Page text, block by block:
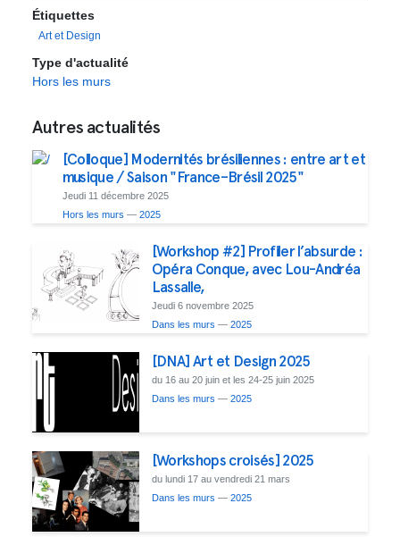
Étiquettes
Art et Design
Type d'actualité
Hors les murs
Autres actualités
[Colloque] Modernités brésiliennes : entre art et
musique / Saison "France–Brésil 2025"
Jeudi 11 décembre 2025
Hors les murs — 2025
[Workshop #2] Profiler l’absurde :
Opéra Conque, avec Lou-Andréa
Lassalle,
Jeudi 6 novembre 2025
Dans les murs — 2025
[DNA] Art et Design 2025
du 16 au 20 juin et les 24-25 juin 2025
Dans les murs — 2025
[Workshops croisés] 2025
du lundi 17 au vendredi 21 mars
Dans les murs — 2025